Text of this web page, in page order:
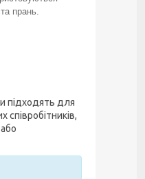
прань.
підходять для